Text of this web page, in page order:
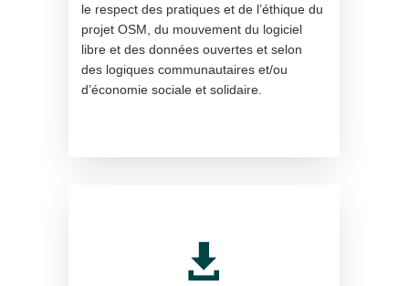
le respect des pratiques et de l’éthique du
projet OSM, du mouvement du logiciel
libre et des données ouvertes et selon
des logiques communautaires et/ou
d’économie sociale et solidaire.
